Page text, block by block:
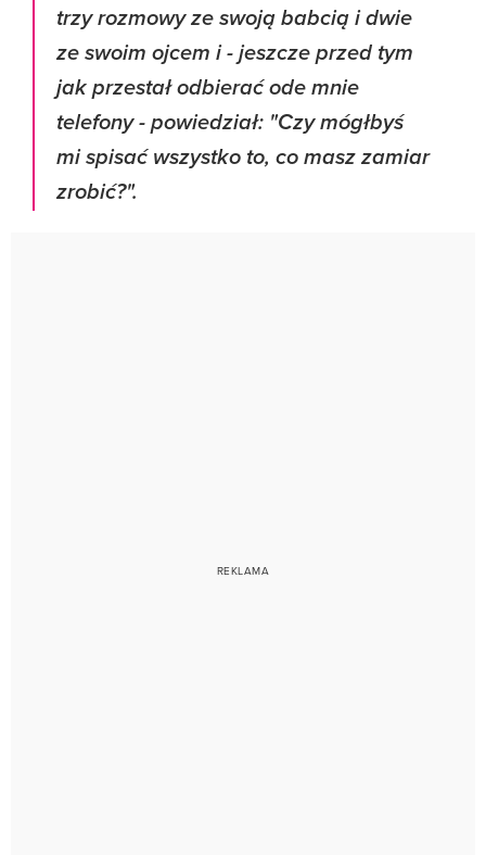
trzy rozmowy ze swoją babcią i dwie
ze swoim ojcem i - jeszcze przed tym
jak przestał odbierać ode mnie
telefony - powiedział: "Czy mógłbyś
mi spisać wszystko to, co masz zamiar
zrobić?".